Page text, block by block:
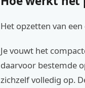
Het opzetten van
Je vouwt het
daarvoor bestemde
zichzelf volledig op.